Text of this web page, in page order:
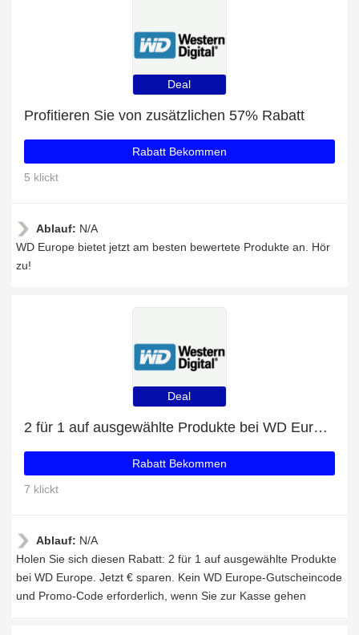
Deal
Profitieren Sie von zusätzlichen 57% Rabatt
Rabatt Bekommen
5 klickt
Ablauf: N/A
WD Europe bietet jetzt am besten bewertete Produkte an. Hör
zu!
Deal
2 für 1 auf ausgewählte Produkte bei WD Europe
Rabatt Bekommen
7 klickt
Ablauf: N/A
Holen Sie sich diesen Rabatt: 2 für 1 auf ausgewählte Produkte
bei WD Europe. Jetzt € sparen. Kein WD Europe-Gutscheincode
und Promo-Code erforderlich, wenn Sie zur Kasse gehen